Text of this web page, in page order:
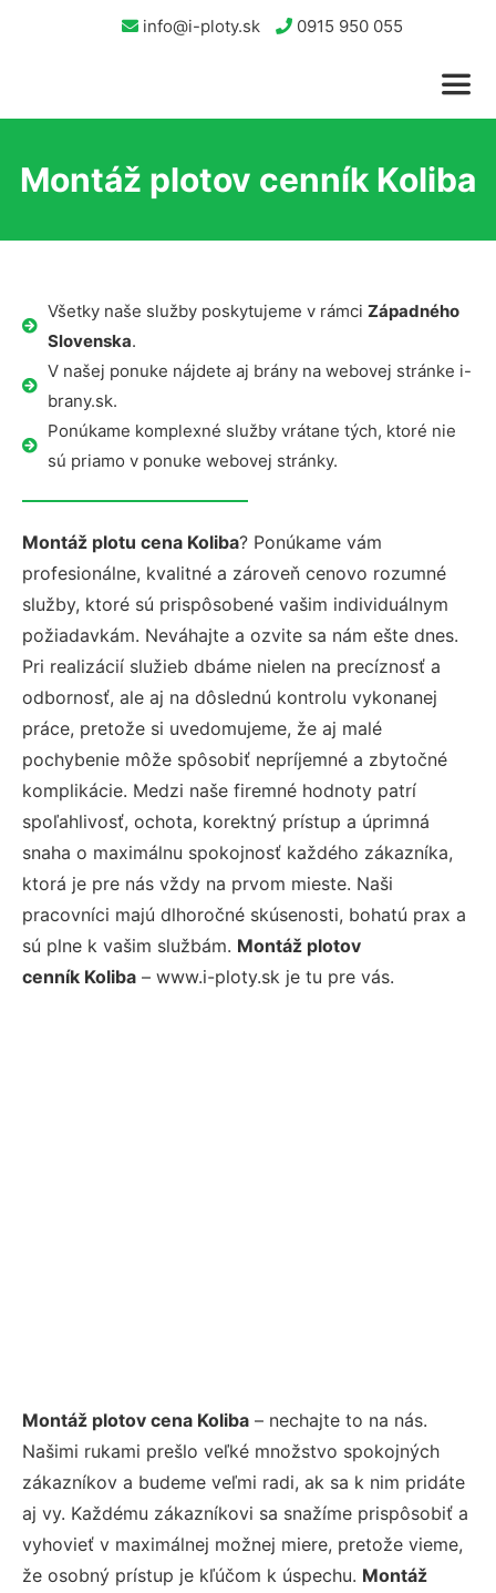
info@i-ploty.sk 0915 950 055
Montáž plotov cenník Koliba
Všetky naše služby poskytujeme v rámci Západného
Slovenska.
V našej ponuke nájdete aj brány na webovej stránke i-
brany.sk.
Ponúkame komplexné služby vrátane tých, ktoré nie
sú priamo v ponuke webovej stránky.
Montáž plotu cena Koliba? Ponúkame vám
profesionálne, kvalitné a zároveň cenovo rozumné
služby, ktoré sú prispôsobené vašim individuálnym
požiadavkám. Neváhajte a ozvite sa nám ešte dnes.
Pri realizácií služieb dbáme nielen na precíznosť a
odbornosť, ale aj na dôslednú kontrolu vykonanej
práce, pretože si uvedomujeme, že aj malé
pochybenie môže spôsobiť nepríjemné a zbytočné
komplikácie. Medzi naše firemné hodnoty patrí
spoľahlivosť, ochota, korektný prístup a úprimná
snaha o maximálnu spokojnosť každého zákazníka,
ktorá je pre nás vždy na prvom mieste. Naši
pracovníci majú dlhoročné skúsenosti, bohatú prax a
sú plne k vašim službám. Montáž plotov
cenník Koliba – www.i-ploty.sk je tu pre vás.
Montáž plotov cena Koliba – nechajte to na nás.
Našimi rukami prešlo veľké množstvo spokojných
zákazníkov a budeme veľmi radi, ak sa k nim pridáte
aj vy. Každému zákazníkovi sa snažíme prispôsobiť a
vyhovieť v maximálnej možnej miere, pretože vieme,
že osobný prístup je kľúčom k úspechu. Montáž